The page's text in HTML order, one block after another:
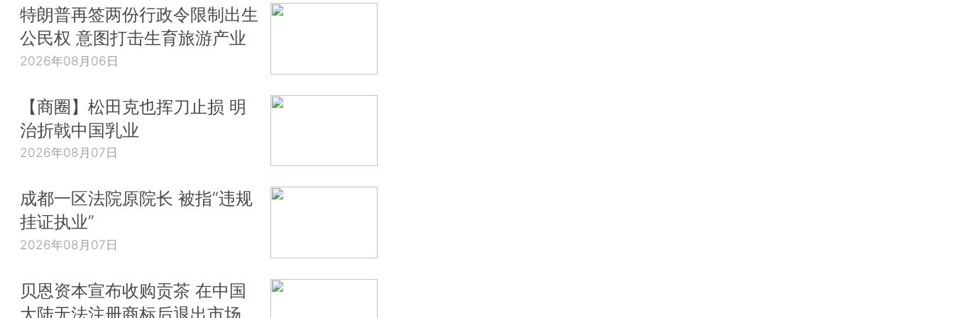
特朗普再签两份行政令限制出生
公民权 意图打击生育旅游产业
2026年08月06日
【商圈】松田克也挥刀止损 明
治折戟中国乳业
2026年08月07日
成都一区法院原院长 被指“违规
挂证执业”
2026年08月07日
贝恩资本宣布收购贡茶 在中国
大陆无法注册商标后退出市场